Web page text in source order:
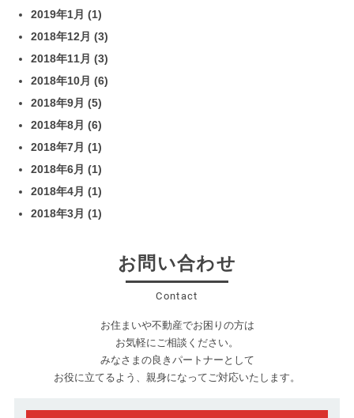
2019年1月 (1)
2018年12月 (3)
2018年11月 (3)
2018年10月 (6)
2018年9月 (5)
2018年8月 (6)
2018年7月 (1)
2018年6月 (1)
2018年4月 (1)
2018年3月 (1)
お問い合わせ
Contact
お住まいや不動産でお困りの方は
お気軽にご相談ください。
みなさまの良きパートナーとして
お役に立てるよう、親身になってご対応いたします。